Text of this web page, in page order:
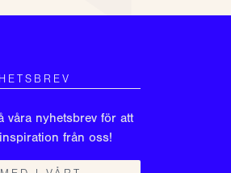
våra nyhetsbrev för att
från oss!